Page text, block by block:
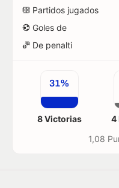
Partidos jugados
Goles de
De penalti
31%
8 Victorias 4
1,08